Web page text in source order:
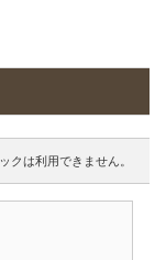
クは利用できません。